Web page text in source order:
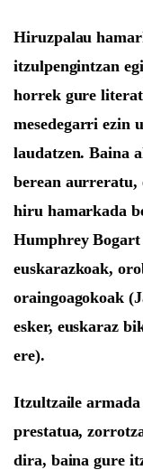
Hiruzpalau
itzulpengintzan
horrek gure
mesedegarri ezin
laudatzen.Baina
berean aurreratu,
hiru hamarkada
Humphrey
euskarazkoak,
oraingoagokoak
esker, euskaraz
ere).
Itzultzaile
prestatua,
dira, bainagure